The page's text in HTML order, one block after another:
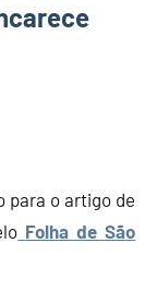
para o artigo de
Folha de São